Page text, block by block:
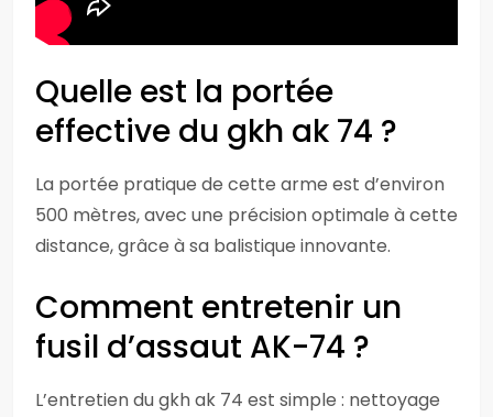
Quelle est la portée
effective du gkh ak 74 ?
La portée pratique de cette arme est d’environ
500 mètres, avec une précision optimale à cette
distance, grâce à sa balistique innovante.
Comment entretenir un
fusil d’assaut AK-74 ?
L’entretien du gkh ak 74 est simple : nettoyage